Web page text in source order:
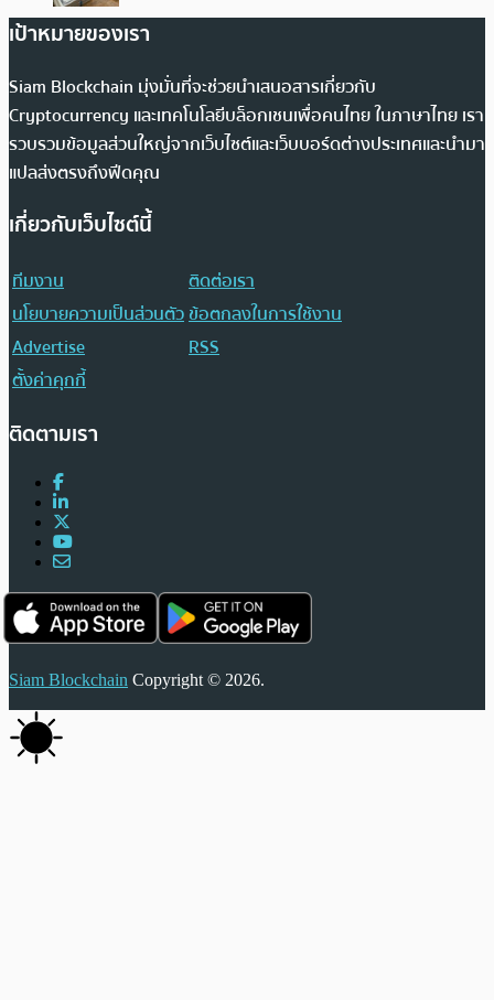
เป้าหมายของเรา
Siam Blockchain มุ่งมั่นที่จะช่วยนำเสนอสารเกี่ยวกับ
Cryptocurrency และเทคโนโลยีบล็อกเชนเพื่อคนไทย ในภาษาไทย เรา
รวบรวมข้อมูลส่วนใหญ่จากเว็บไซต์และเว็บบอร์ดต่างประเทศและนำมา
แปลส่งตรงถึงฟีดคุณ
เกี่ยวกับเว็บไซต์นี้
ทีมงาน
ติดต่อเรา
นโยบายความเป็นส่วนตัวข้อตกลงในการใช้งาน
Advertise
RSS
ตั้งค่าคุกกี้
ติดตามเรา
Siam Blockchain Copyright © 2026.